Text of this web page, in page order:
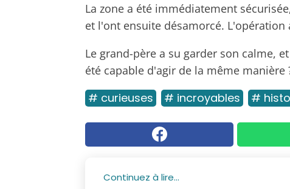
La zone a été immédiatement
et l'ont ensuite désamorcé. L'opération
Le grand-père a su garder son calme,
été capable d'agir de la même manière
# curieuses # incroyables #
Continuez à lire...